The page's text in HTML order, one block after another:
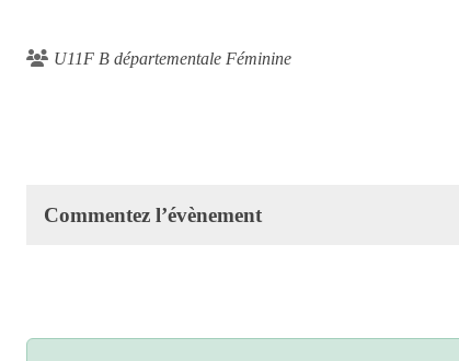
U11F B départementale Féminine
Commentez l’évènement